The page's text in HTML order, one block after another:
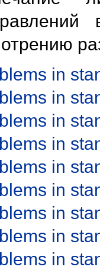
in
in
in
in
in
in
in
in
in